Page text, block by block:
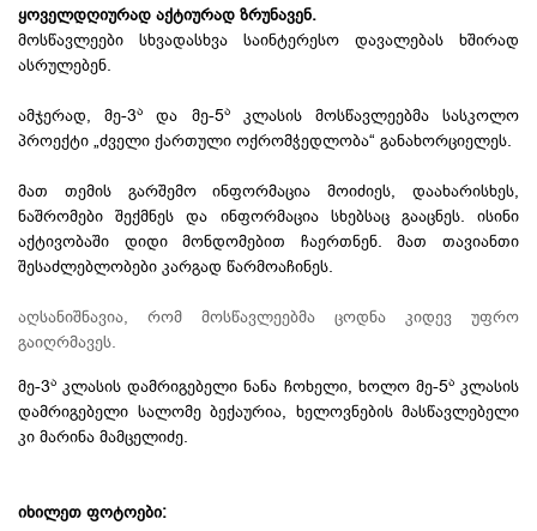
ყოველდღიურად აქტიურად ზრუნავენ.
მოსწავლეები სხვადასხვა საინტერესო დავალებას ხშირად
ასრულებენ.
ამჯერად, მე-3ა და მე-5აკლასის მოსწავლეებმა სასკოლო
პროექტი „ძველი ქართული ოქრომჭედლობა“ განახორციელეს.
მათ თემის გარშემო ინფორმაცია მოიძიეს, დაახარისხეს,
ნაშრომები შექმნეს და ინფორმაცია სხებსაც გააცნეს. ისინი
აქტივობაში დიდი მონდომებით ჩაერთნენ. მათ თავიანთი
შესაძლებლობები კარგად წარმოაჩინეს.
აღსანიშნავია, რომ მოსწავლეებმა ცოდნა კიდევ უფრო
გაიღრმავეს.
მე-3ა კლასის დამრიგებელი ნანა ჩოხელი, ხოლო მე-5აკლასის
დამრიგებელი სალომე ბექაურია, ხელოვნების მასწავლებელი
კი მარინა მამცელიძე.
იხილეთ ფოტოები: